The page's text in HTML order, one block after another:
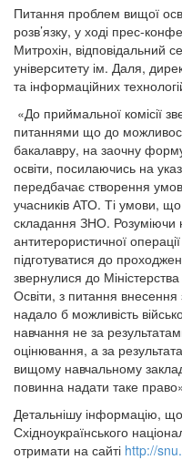
Питання проблем вищої
розв’язку, у ході прес-
Митрохін, відповідальний
університету ім. Даля,
та інформаційних
«До приймальної комісії
питаннями що до
бакалавру, на заочну
освіти, посилаючись на
передбачає створення умов
учасників АТО. Ті умови,
складання ЗНО. Розуміючи
антитерористичної
підготуватися до
звернулися до
Освіти, з питання
надало б можливість
навчання не за
оцінювання, а за
вищому навчальному
повинна надати таке
Детальнішу інформацію,
Східноукраїнського
отримати на сайті http://